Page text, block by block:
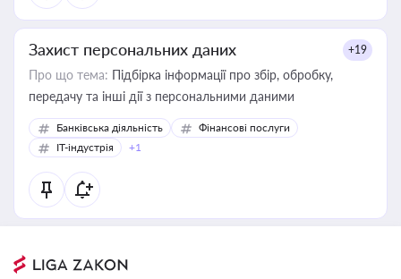
Захист персональних даних +19
Про що тема: Підбірка інформації про збір, обробку,
передачу та інші дії з персональними даними
Банківська діяльність
Фінансові послуги
IT-індустрія
+1